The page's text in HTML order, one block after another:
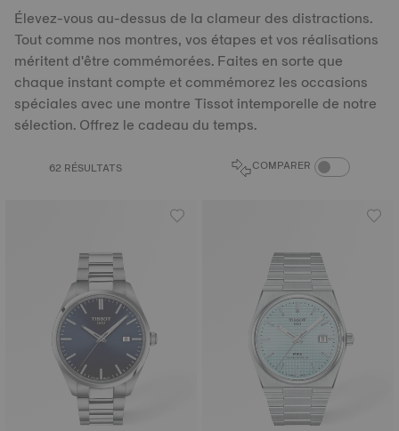
Élevez-vous au-dessus de la clameur des distractions.
Tout comme nos montres, vos étapes et vos réalisations
méritent d'être commémorées. Faites en sorte que
chaque instant compte et commémorez les occasions
spéciales avec une montre Tissot intemporelle de notre
sélection. Offrez le cadeau du temps.
62 RÉSULTATS COMPARER COMPARAISON